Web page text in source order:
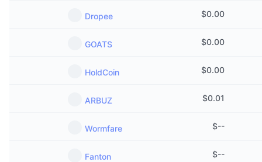
Tecnologia
Statistiche NFT generali
Prossime vendite
Dropee $0.00
GOATS $0.00
HoldCoin $0.00
ARBUZ $0.01
Wormfare $--
Fanton $--